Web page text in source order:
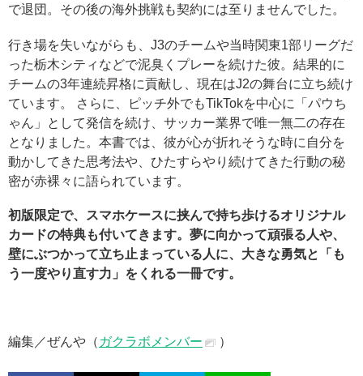
で退団。その後の海外挑戦も契約には至りませんでした。
行き場を失いながらも、J3のチームや当時関東1部リーグだ
った栃木シティなどで泥臭くプレーを続けた彼。結果的に
チームの3年連続昇格に貢献し、現在はJ2の舞台に立ち続け
ています。 さらに、ピッチ外でもTikTokを中心に「パウち
ゃん」として発信を続け、サッカー業界で唯一無二の存在
となりました。本書では、彼が心が折れそうな時に自分を
動かしてきた思考法や、ひたすらやり続けてきた行動の秘
密が赤裸々に語られています。
初版限定で、スマホケースに挟んで持ち歩けるオリジナル
カードの特典も付いてきます。夢に向かって頑張る人や、
壁にぶつかって立ち止まっている人に、大きな勇気と「も
う一度やり直す力」をくれる一冊です。
編集／ぜんや（ ガクラボメンバー ）